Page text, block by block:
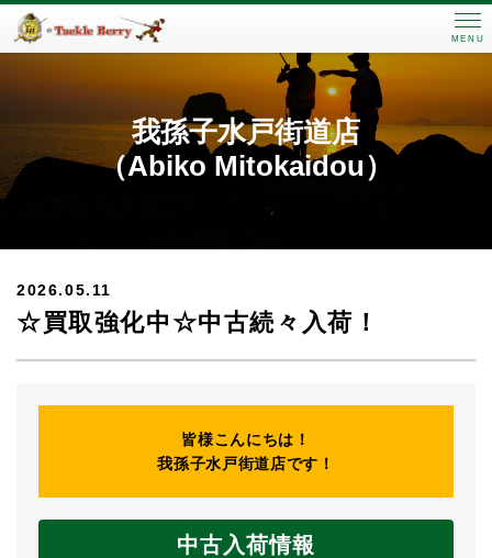
MENU
我孫子水戸街道店
（Abiko Mitokaidou）
2026.05.11
☆買取強化中☆中古続々入荷！
皆様こんにちは！
我孫子水戸街道店です！
中古入荷情報